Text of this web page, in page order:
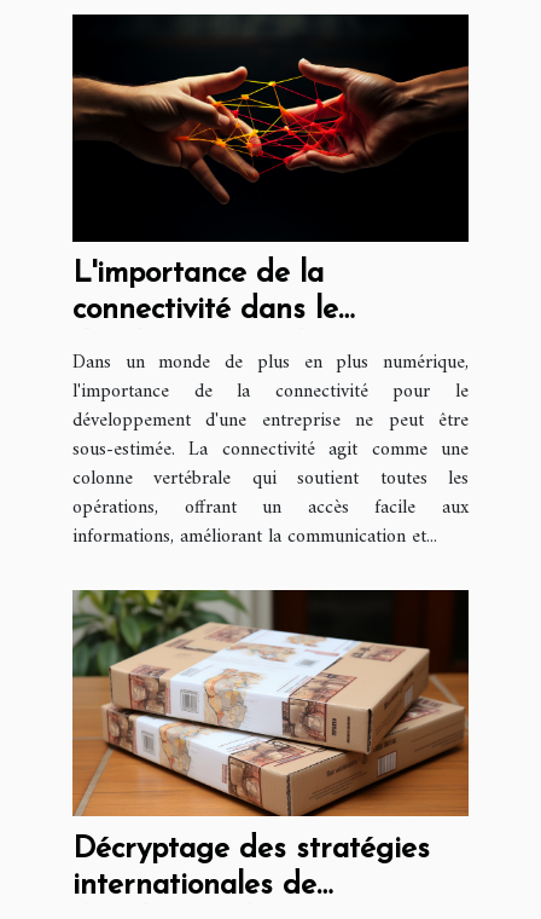
L'importance de la
connectivité dans le
développement d'une
entreprise
Dans un monde de plus en plus numérique,
l'importance de la connectivité pour le
développement d'une entreprise ne peut être
sous-estimée. La connectivité agit comme une
colonne vertébrale qui soutient toutes les
opérations, offrant un accès facile aux
informations, améliorant la communication et...
Décryptage des stratégies
internationales de